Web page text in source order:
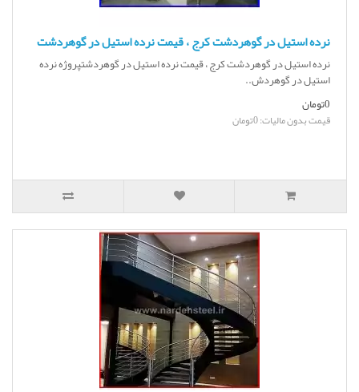
نرده استیل در گوهردشت کرج ، قیمت نرده استیل در گوهردشت
نرده استیل در گوهردشت کرج ، قیمت نرده استیل در گوهردشتپروژه نرده
استیل در گوهردش..
0تومان
قیمت بدون مالیات: 0تومان